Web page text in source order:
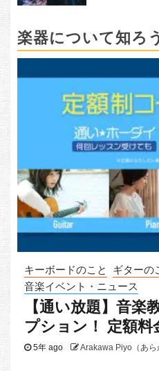
楽器について知ろう
キーボードのこと ギターの
音楽イベント・ニュース
【通い放題】音楽
プション！ 定額
ムもピアノも
5年 ago Arakawa Piyo（あら